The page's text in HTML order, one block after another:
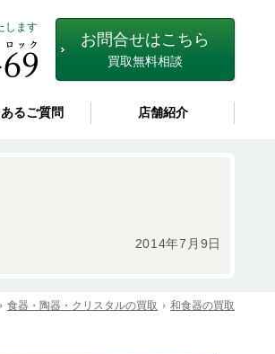
お問合せはこちら
買取無料相談
します
るご質問 店舗紹介
2014年7月9日
食器・陶器・クリスタルの買取 和食器の買取